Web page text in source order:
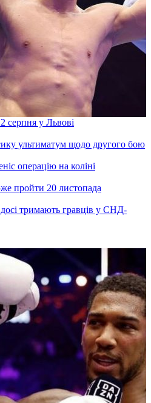
серпня у Львові
ультиматум щодо другого бою
операцію на коліні
пройти 20 листопада
тримають гравців у СНД-